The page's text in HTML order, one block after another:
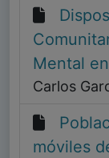
Mental
Carlos
móviles